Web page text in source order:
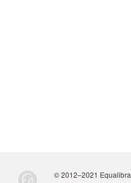
© 2012–2021 Equalibra